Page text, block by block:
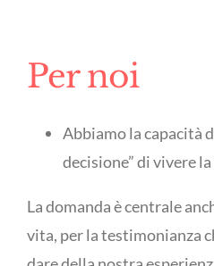
Per noi
Abbiamo la capacità
decisione” di vivere
La domanda è centrale
vita, per la testimonianza